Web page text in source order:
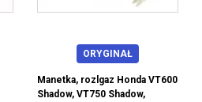
ORYGINAŁ
Manetka, rozlgaz Honda VT600
Shadow, VT750 Shadow,